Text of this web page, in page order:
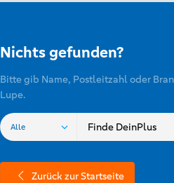
Nichts gefunden?
Bitte gib Name, Postleitzahl oder
Lupe.
Zurück zur Startseite